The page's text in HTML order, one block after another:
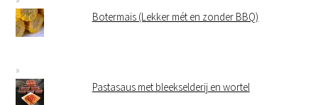
Botermais (Lekker mét en zonder BBQ)
Pastasaus met bleekselderij en wortel